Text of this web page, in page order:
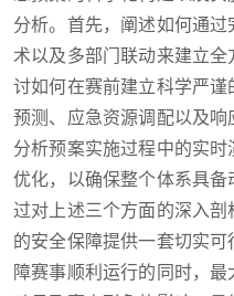
分析。首先，阐述如何通
术以及多部门联动来建立
讨如何在赛前建立科学严
预测、应急资源调配以及
分析预案实施过程中的实
优化，以确保整个体系具
过对上述三个方面的深入
的安全保障提供一套切实
障赛事顺利运行的同时，